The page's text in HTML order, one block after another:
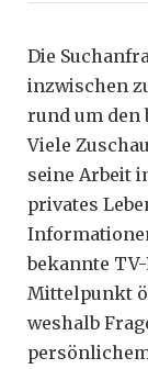
Die
inzwischen
rund um den
Viele
seine Arbeit
privates
bekannte
Mittelpunkt
weshalb